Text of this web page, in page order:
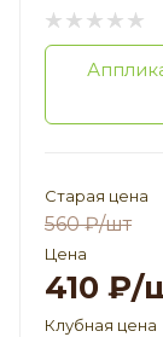
Старая цена
560₽/шт
Цена
410 ₽/
Клубная цена